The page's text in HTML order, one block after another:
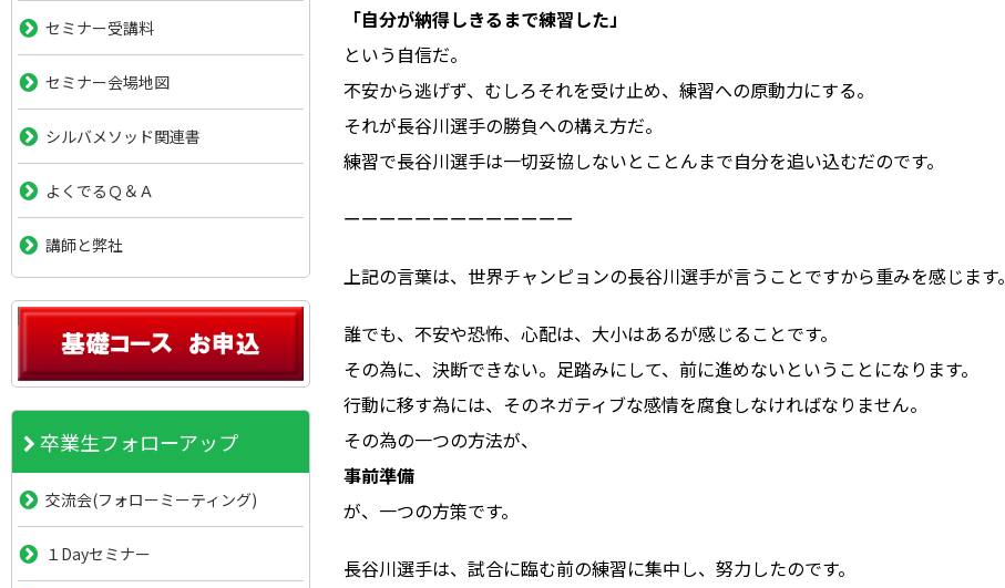
「自分が納得しきるまで練習した」
という自信だ。
不安から逃げず、むしろそれを受け止め、練習への原動力にする。
それが長谷川選手の勝負への構え方だ。
練習で長谷川選手は一切妥協しないとことんまで自分を追い込むだのです。
ーーーーーーーーーーーーー
上記の言葉は、世界チャンピョンの長谷川選手が言うことですから重みを感じます。
誰でも、不安や恐怖、心配は、大小はあるが感じることです。
その為に、決断できない。足踏みにして、前に進めないということになります。
行動に移す為には、そのネガティブな感情を腐食しなければなりません。
その為の一つの方法が、
事前準備
が、一つの方策です。
長谷川選手は、試合に臨む前の練習に集中し、努力したのです。
セミナー受講料
セミナー会場地図
シルバメソッド関連書
よくでるＱ＆Ａ
講師と弊社
卒業生フォローアップ
交流会(フォローミーティング)
１Dayセミナー